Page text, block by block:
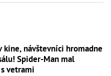
kine, návštevníci hromadne
Spider-Man mal
vetrami